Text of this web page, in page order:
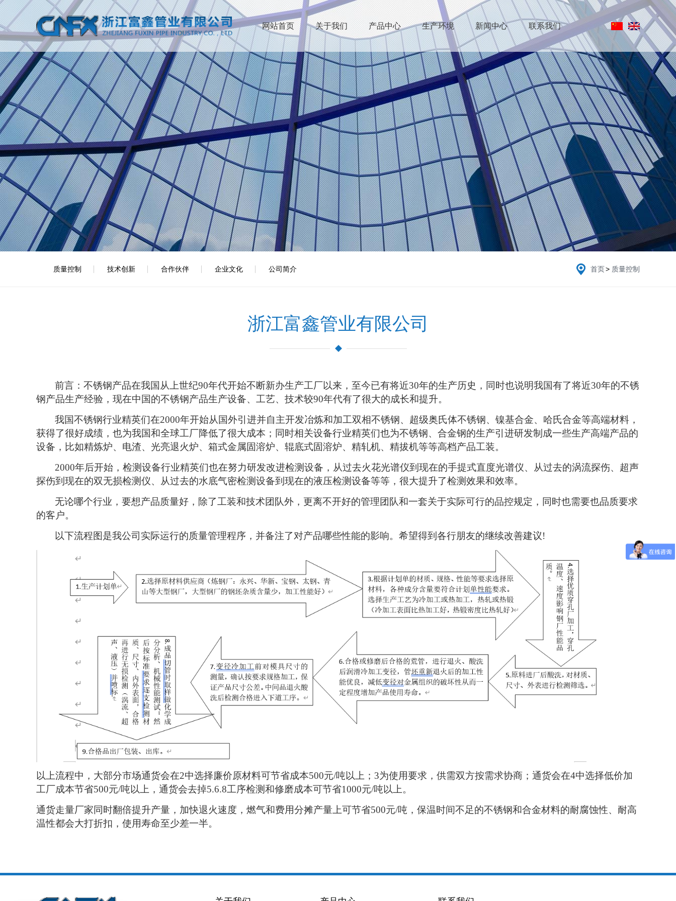
网站首页 关于我们 产品中心 生产环境 新闻中心 联系我们
质量控制 技术创新 合作伙伴 企业文化 公司简介 首页> 质量控制
浙江富鑫管业有限公司
前言：不锈钢产品在我国从上世纪90年代开始不断新办生产工厂以来，至今已有将近30年的生产历史，同时也说明我国有了将近30年的不锈
钢产品生产经验，现在中国的不锈钢产品生产设备、工艺、技术较90年代有了很大的成长和提升。
我国不锈钢行业精英们在2000年开始从国外引进并自主开发冶炼和加工双相不锈钢、超级奥氏体不锈钢、镍基合金、哈氏合金等高端材料，
获得了很好成绩，也为我国和全球工厂降低了很大成本；同时相关设备行业精英们也为不锈钢、合金钢的生产引进研发制成一些生产高端产品的
设备，比如精炼炉、电渣、光亮退火炉、箱式金属固溶炉、辊底式固溶炉、精轧机、精拔机等等高档产品工装。
2000年后开始，检测设备行业精英们也在努力研发改进检测设备，从过去火花光谱仪到现在的手提式直度光谱仪、从过去的涡流探伤、超声
探伤到现在的双无损检测仪、从过去的水底气密检测设备到现在的液压检测设备等等，很大提升了检测效果和效率。
无论哪个行业，要想产品质量好，除了工装和技术团队外，更离不开好的管理团队和一套关于实际可行的品控规定，同时也需要也品质要求
的客户。
以下流程图是我公司实际运行的质量管理程序，并备注了对产品哪些性能的影响。希望得到各行朋友的继续改善建议!
以上流程中，大部分市场通货会在2中选择廉价原材料可节省成本500元/吨以上；3为使用要求，供需双方按需求协商；通货会在4中选择低价加
工厂成本节省500元/吨以上，通货会去掉5.6.8工序检测和修磨成本可节省1000元/吨以上。
通货走量厂家同时翻倍提升产量，加快退火速度，燃气和费用分摊产量上可节省500元/吨，保温时间不足的不锈钢和合金材料的耐腐蚀性、耐高
温性都会大打折扣，使用寿命至少差一半。